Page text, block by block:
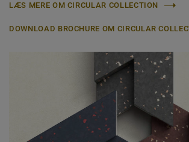
LÆS MERE OM CIRCULAR COLLECTION
DOWNLOAD BROCHURE OM CIRCULAR